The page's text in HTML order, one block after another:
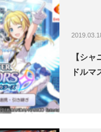
【シ
ドルマ